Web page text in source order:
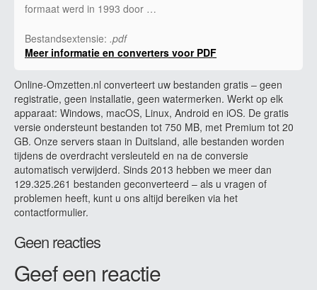
formaat werd in 1993 door …
Bestandsextensie: .pdf
Meer informatie en converters voor PDF
Online-Omzetten.nl converteert uw bestanden gratis – geen
registratie, geen installatie, geen watermerken. Werkt op elk
apparaat: Windows, macOS, Linux, Android en iOS. De gratis
versie ondersteunt bestanden tot 750 MB, met Premium tot 20
GB. Onze servers staan in Duitsland, alle bestanden worden
tijdens de overdracht versleuteld en na de conversie
automatisch verwijderd. Sinds 2013 hebben we meer dan
129.325.261 bestanden geconverteerd – als u vragen of
problemen heeft, kunt u ons altijd bereiken via het
contactformulier.
Geen reacties
Geef een reactie